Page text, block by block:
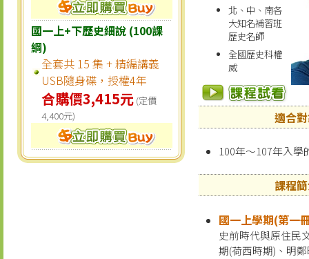
國一上+下歷史細說 (100課
綱)
全套共 15 集 + 精編講義
USB隨身碟，授權4年
合購價3,415元 (定價
4,400元)
北、中、南各
大知名補習班
歷史名師
全國歷史科權
威
適合
100年～107年入
課程
國一上學期(第一
史前時代與原住民
期(荷西時期)、明